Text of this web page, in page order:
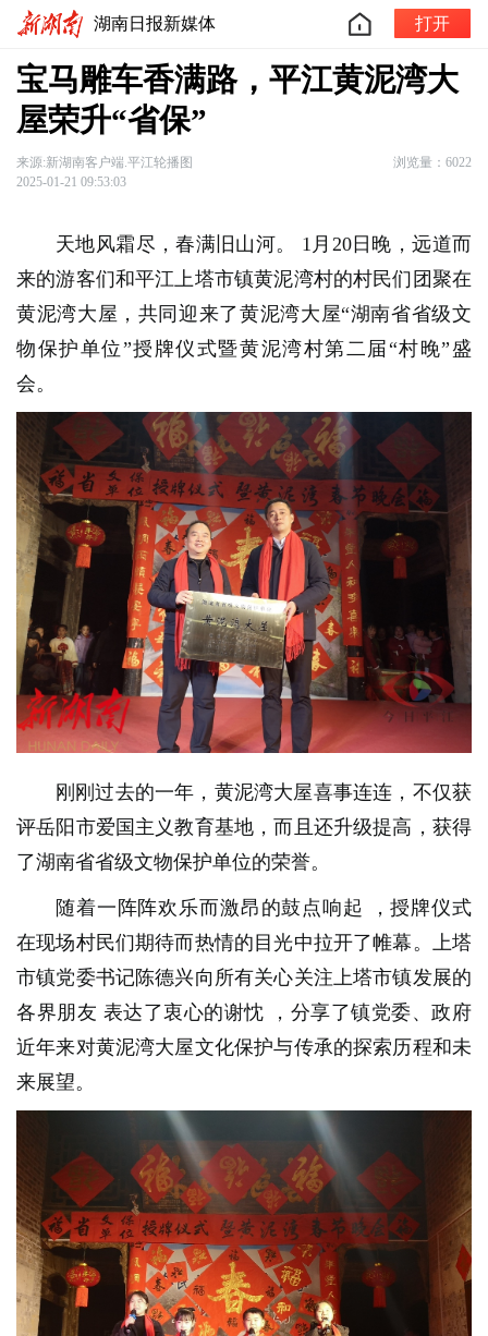
湖南日报新媒体 打开
宝马雕车香满路，平江黄泥湾大
屋荣升“省保”
来源:新湖南客户端.平江轮播图
浏览量：6022
2025-01-21 09:53:03
天地风霜尽，春满旧山河。
1月20日晚，远道而
来的游客们和平江上塔市镇黄泥湾村的村民们团聚在
黄泥湾大屋，共同迎来了黄泥湾大屋“湖南省省级文
物保护单位”授牌仪式暨黄泥湾村第二届“村晚”盛
会。
刚刚过去的一年，黄泥湾大屋喜事连连，不仅获
评岳阳市爱国主义教育基地，而且还升级提高，获得
了湖南省省级文物保护单位的荣誉。
随着一阵阵欢乐而激昂的鼓点响起
，授牌仪式
在现场村民们期待而热情的目光中拉开了帷幕。上塔
市镇党委书记陈德兴向所有关心关注上塔市镇发展的
各界朋友 表达了衷心的谢忱 ，分享了镇党委、政府
近年来对黄泥湾大屋文化保护与传承的探索历程和未
来展望。